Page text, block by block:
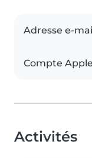
Adresse e-
Compte Apple
Activités